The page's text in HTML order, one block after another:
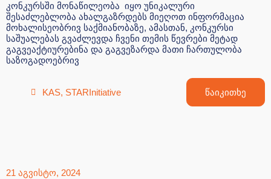
კონკურსში მონაწილეობა იყო უნიკალური
შესაძლებლობა ახალგაზრდებს მიეღოთ ინფორმაცია
მოხალისეობრივ საქმიანობაზე, ამასთან, კონკურსი
საშუალებას გვაძლევდა ჩვენი თემის წევრები მეტად
გაგვეაქტიურებინა და გაგვეზარდა მათი ჩართულობა
საზოგადოებრივ
KAS, STARInitiative წაიკითხე
21 აგვისტო, 2024